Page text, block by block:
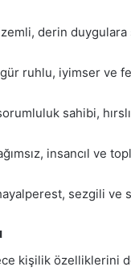
derin duygulara
ruhlu, iyimser ve
sahibi,
insancıl ve
sezgili ve
kişilik özelliklerini